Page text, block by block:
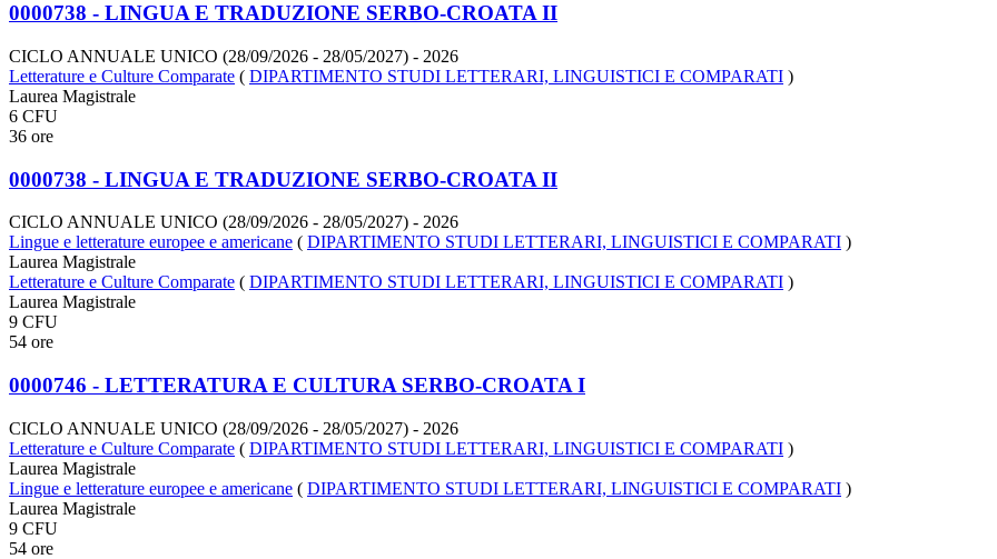
0000738 - LINGUA E TRADUZIONE SERBO-CROATA II
CICLO ANNUALE UNICO (28/09/2026 - 28/05/2027) - 2026
Letterature e Culture Comparate ( DIPARTIMENTO STUDI LETTERARI, LINGUISTICI E COMPARATI )
Laurea Magistrale
6 CFU
36 ore
0000738 - LINGUA E TRADUZIONE SERBO-CROATA II
CICLO ANNUALE UNICO (28/09/2026 - 28/05/2027) - 2026
Lingue e letterature europee e americane ( DIPARTIMENTO STUDI LETTERARI, LINGUISTICI E COMPARATI )
Laurea Magistrale
Letterature e Culture Comparate ( DIPARTIMENTO STUDI LETTERARI, LINGUISTICI E COMPARATI )
Laurea Magistrale
9 CFU
54 ore
0000746 - LETTERATURA E CULTURA SERBO-CROATA I
CICLO ANNUALE UNICO (28/09/2026 - 28/05/2027) - 2026
Letterature e Culture Comparate ( DIPARTIMENTO STUDI LETTERARI, LINGUISTICI E COMPARATI )
Laurea Magistrale
Lingue e letterature europee e americane ( DIPARTIMENTO STUDI LETTERARI, LINGUISTICI E COMPARATI )
Laurea Magistrale
9 CFU
54 ore